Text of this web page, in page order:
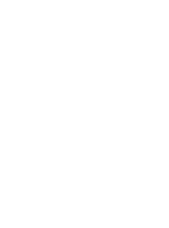
El camino
comunicó a
viviendas
miércoles,
se han